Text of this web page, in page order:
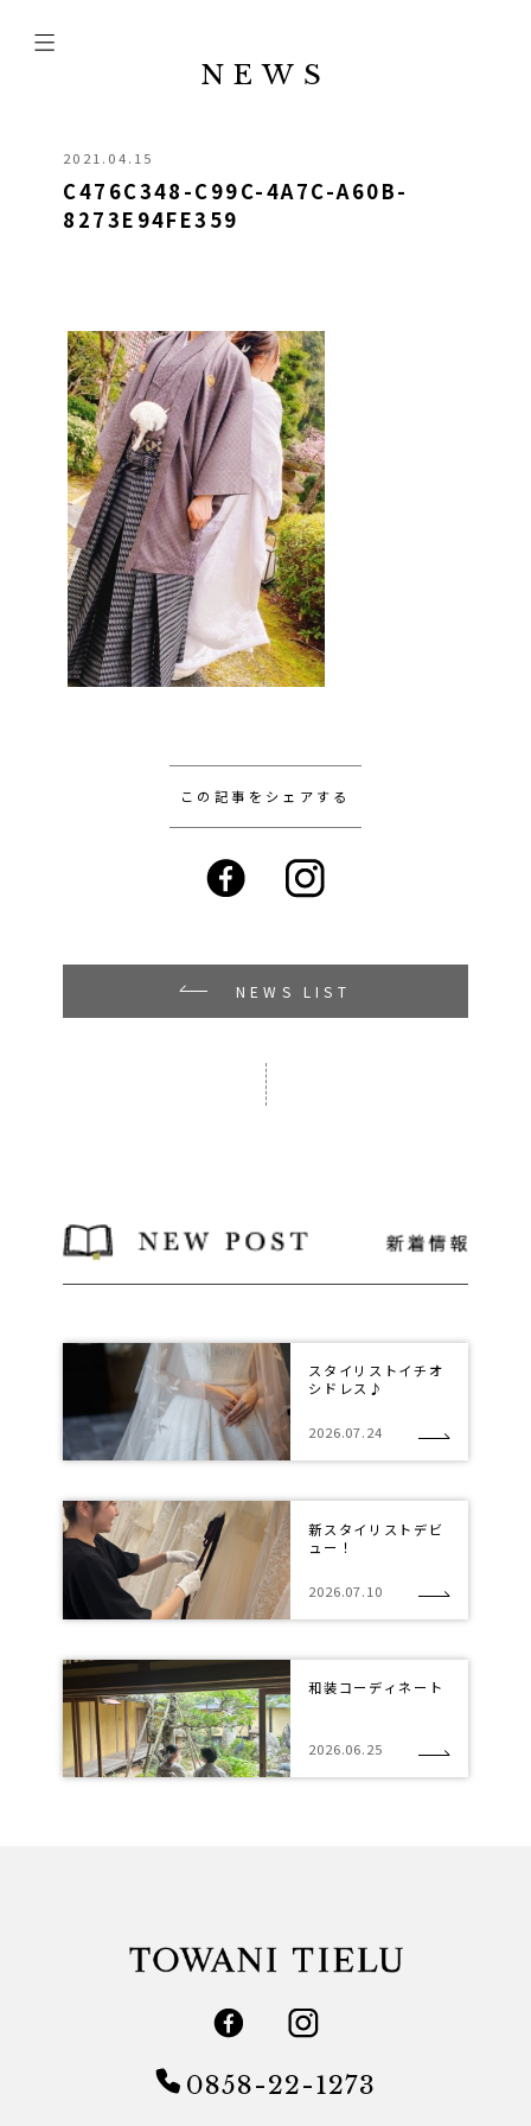
NEWS
2021.04.15
C476C348-C99C-4A7C-A60B-
8273E94FE359
この記事をシェアする
NEWS LIST
スタイリストイチオ
シドレス♪
2026.07.24
新スタイリストデビ
ュー！
2026.07.10
和装コーディネート
2026.06.25
0858-22-1273